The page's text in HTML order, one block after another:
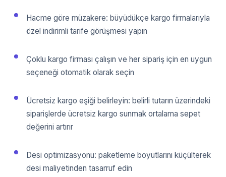
Hacme göre müzakere: büyüdükçe kargo firmalarıyla
özel indirimli tarife görüşmesi yapın
Çoklu kargo firması çalışın ve her sipariş için en uygun
seçeneği otomatik olarak seçin
Ücretsiz kargo eşiği belirleyin: belirli tutarın üzerindeki
siparişlerde ücretsiz kargo sunmak ortalama sepet
değerini artırır
Desi optimizasyonu: paketleme boyutlarını küçülterek
desi maliyetinden tasarruf edin